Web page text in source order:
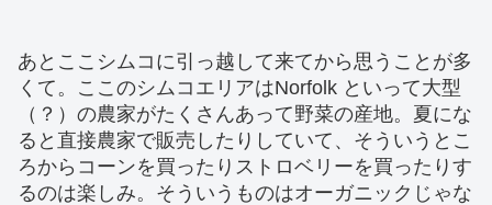
あとここシムコに引っ越して来てから思うことが多
くて。ここのシムコエリアはNorfolk といって大型
（？）の農家がたくさんあって野菜の産地。夏にな
ると直接農家で販売したりしていて、そういうとこ
ろからコーンを買ったりストロベリーを買ったりす
るのは楽しみ。そういうものはオーガニックじゃな